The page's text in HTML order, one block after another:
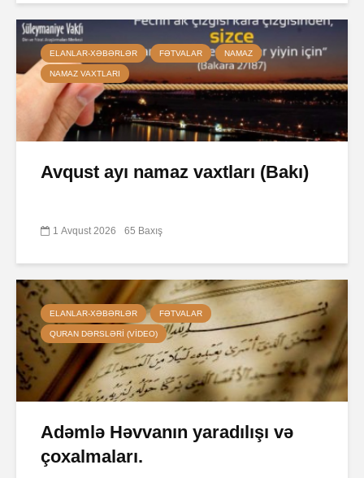
ELANLAR-XƏBƏRLƏR FƏTVALAR NAMAZ
NAMAZ VAXTLARI
Avqust ayı namaz vaxtları (Bakı)
1 Avqust 2026 65 Baxış
ELANLAR-XƏBƏRLƏR FƏTVALAR
QURAN DƏRSLƏRI (VIDEO)
Adəmlə Həvvanın yaradılışı və
çoxalmaları.